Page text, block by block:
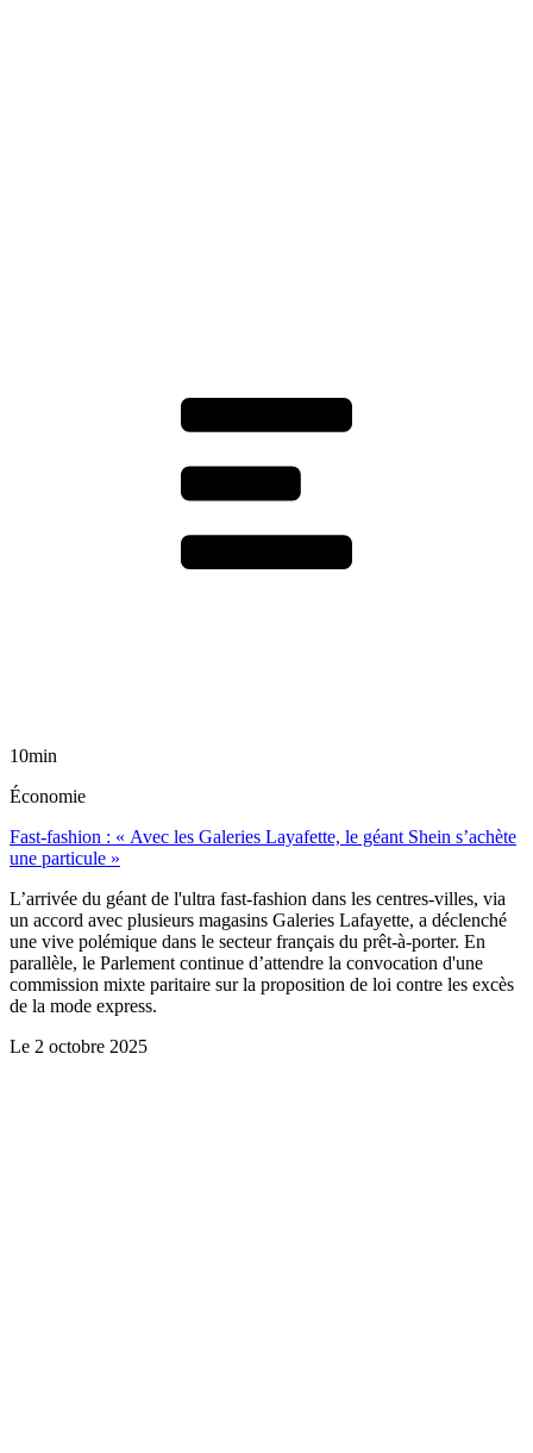
10min
Économie
Fast-fashion : « Avec les Galeries Layafette, le géant Shein s’achète
une particule »
L’arrivée du géant de l'ultra fast-fashion dans les centres-villes, via
un accord avec plusieurs magasins Galeries Lafayette, a déclenché
une vive polémique dans le secteur français du prêt-à-porter. En
parallèle, le Parlement continue d’attendre la convocation d'une
commission mixte paritaire sur la proposition de loi contre les excès
de la mode express.
Le 2 octobre 2025